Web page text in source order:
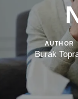
AUTHOR
Burak